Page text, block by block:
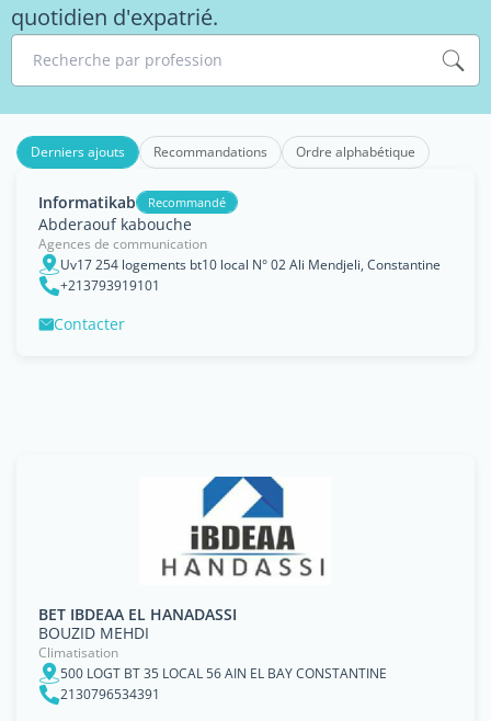
quotidien d'expatrié.
Recherche par profession
Derniers ajouts Recommandations Ordre alphabétique
Informatikab Recommandé
Abderaouf kabouche
Agences de communication
Uv17 254 logements bt10 local N° 02 Ali Mendjeli, Constantine
+213793919101
Contacter
BET IBDEAA EL HANADASSI
BOUZID MEHDI
Climatisation
500 LOGT BT 35 LOCAL 56 AIN EL BAY CONSTANTINE
2130796534391